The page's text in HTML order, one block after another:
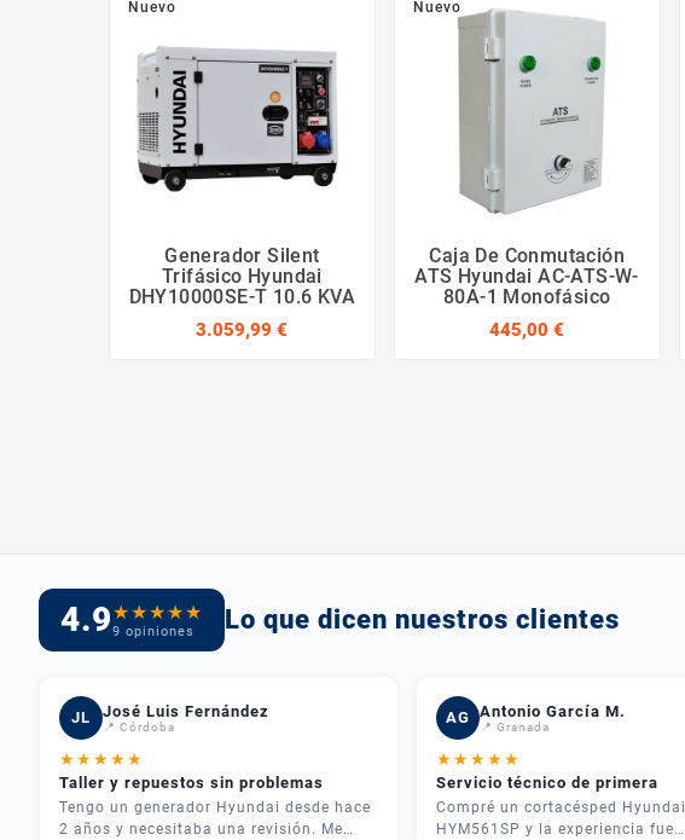
Nuevo
Generador Silent
Trifásico Hyundai
DHY10000SE-T 10.6 KVA
3.059,99 €
Nuevo
Caja De Conmutación
ATS Hyundai AC-ATS-W-
80A-1 Monofásico
445,00 €
4.9★★★★★
9 opiniones Lo que dicen nuestros clientes
JL José Luis Fernández
📍 Córdoba
★★★★★
Taller y repuestos sin problemas
Tengo un generador Hyundai desde hace
2 años y necesitaba una revisión. Me
AG Antonio García M.
📍 Granada
★★★★★
Servicio técnico de primera
Compré un cortacésped Hyundai
HYM561SP y la experiencia fue